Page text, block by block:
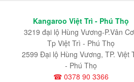
Kangaroo Việt Trì - Phú Thọ
3219 đại lộ Hùng Vương-P.Vân
Tp Việt Trì - Phú Thọ
2599 Đại lộ Hùng Vương, TP. Việt
- Phú Thọ
☎ 0378 90 3366